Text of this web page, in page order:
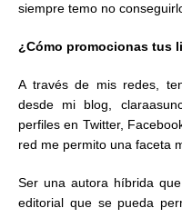
siempre temo no
¿Cómo promocionas tus
A través de mis redes,
desde mi blog,
perfiles en Twitter,
red me permito una faceta
Ser una autora híbrida
editorial que se pueda